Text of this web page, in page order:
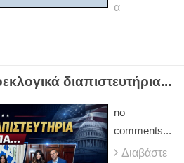
α
διαπιστευτήρια...
no
comments...
Διαβάστε